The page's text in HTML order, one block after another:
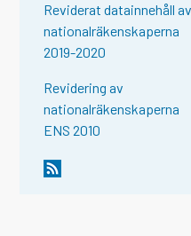
Reviderat datainnehåll av
nationalräkenskaperna
2019-2020
Revidering av
nationalräkenskaperna
ENS 2010